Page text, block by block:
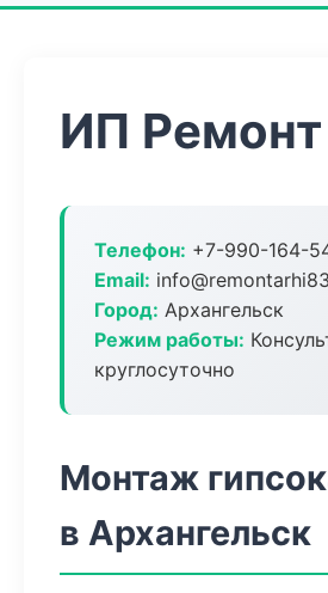
ИП
Телефон: +7-990-164-
Email:
Город: Архангельск
Режим работы:
круглосуточно
Монтаж
в Архангельск